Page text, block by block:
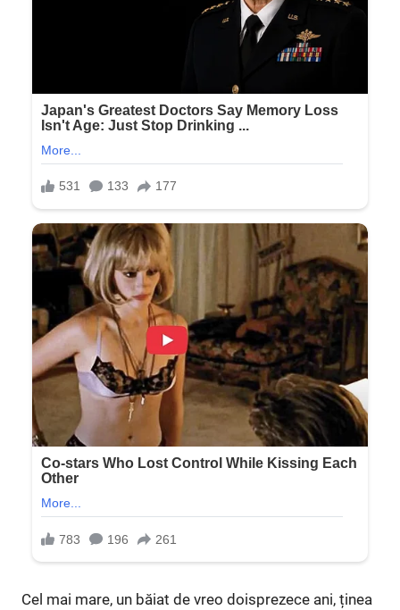
Cel mai mare, un băiat de vreo doisprezece ani, ținea